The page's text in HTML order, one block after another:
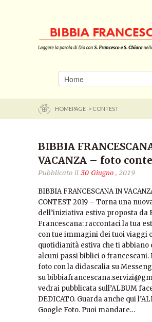
HOMEPAGE > CONTEST
BIBBIA
VACANZA – foto
Pubblicato il 30 Giugno, 2019
BIBBIA FRANCESCANA IN
CONTEST 2019 – Torna una
dell’iniziativa estiva proposta da
Francescana: raccontaci la tua
con tue immagini dei tuoi viaggi
quotidianità estiva che ti abbiano
alcuni passi biblici o francescani.
foto con la didascalia su
su
vedrai pubblicata sull’ALBUM
DEDICATO. Guarda anche qui
Google Foto. Puoi mandare…